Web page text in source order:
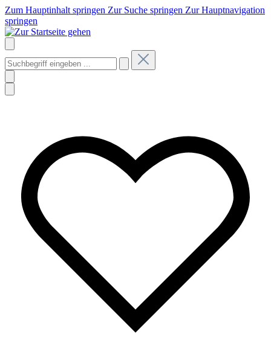
Zum Hauptinhalt springen Zur Suche springen Zur Hauptnavigation
springen